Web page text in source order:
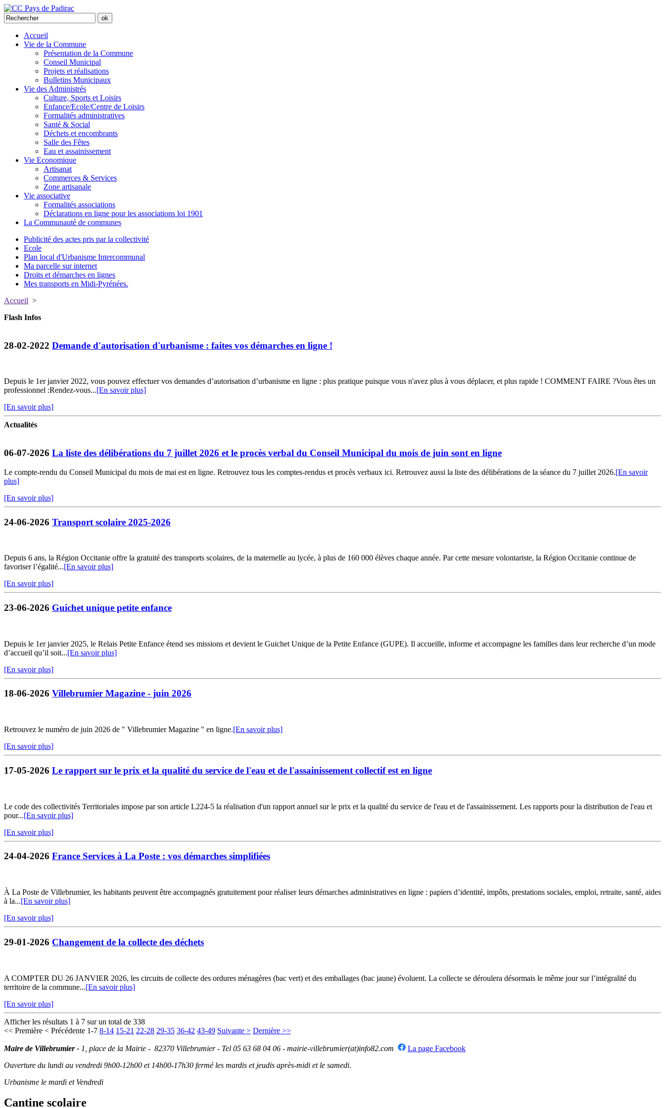
Accueil
Vie de la Commune
Présentation de la Commune
Conseil Municipal
Projets et réalisations
Bulletins Municipaux
Vie des Administrés
Culture, Sports et Loisirs
Enfance/Ecole/Centre de Loisirs
Formalités administratives
Santé & Social
Déchets et encombrants
Salle des Fêtes
Eau et assainissement
Vie Economique
Artisanat
Commerces & Services
Zone artisanale
Vie associative
Formalités associations
Déclarations en ligne pour les associations loi 1901
La Communauté de communes
Publicité des actes pris par la collectivité
Ecole
Plan local d'Urbanisme Intercommunal
Ma parcelle sur internet
Droits et démarches en lignes
Mes transports en Midi-Pyrénées.
Accueil >
Flash Infos
28-02-2022 Demande d'autorisation d'urbanisme : faites vos démarches en ligne !
Depuis le 1er janvier 2022, vous pouvez effectuer vos demandes d’autorisation d’urbanisme en ligne : plus pratique puisque vous n'avez plus à vous déplacer, et plus rapide ! COMMENT FAIRE ?Vous êtes un
professionnel :Rendez-vous...[En savoir plus]
[En savoir plus]
Actualités
06-07-2026 La liste des délibérations du 7 juillet 2026 et le procès verbal du Conseil Municipal du mois de juin sont en ligne
Le compte-rendu du Conseil Municipal du mois de mai est en ligne. Retrouvez tous les comptes-rendus et procès verbaux ici. Retrouvez aussi la liste des délibérations de la séance du 7 juillet 2026.[En savoir
plus]
[En savoir plus]
24-06-2026 Transport scolaire 2025-2026
Depuis 6 ans, la Région Occitanie offre la gratuité des transports scolaires, de la maternelle au lycée, à plus de 160 000 élèves chaque année. Par cette mesure volontariste, la Région Occitanie continue de
favoriser l’égalité...[En savoir plus]
[En savoir plus]
23-06-2026 Guichet unique petite enfance
Depuis le 1er janvier 2025, le Relais Petite Enfance étend ses missions et devient le Guichet Unique de la Petite Enfance (GUPE). Il accueille, informe et accompagne les familles dans leur recherche d’un mode
d’accueil qu’il soit...[En savoir plus]
[En savoir plus]
18-06-2026 Villebrumier Magazine - juin 2026
Retrouvez le numéro de juin 2026 de " Villebrumier Magazine " en ligne.[En savoir plus]
[En savoir plus]
17-05-2026 Le rapport sur le prix et la qualité du service de l'eau et de l'assainissement collectif est en ligne
Le code des collectivités Territoriales impose par son article L224-5 la réalisation d'un rapport annuel sur le prix et la qualité du service de l'eau et de l'assainissement. Les rapports pour la distribution de l'eau et
pour...[En savoir plus]
[En savoir plus]
24-04-2026 France Services à La Poste : vos démarches simplifiées
À La Poste de Villebrumier, les habitants peuvent être accompagnés gratuitement pour réaliser leurs démarches administratives en ligne : papiers d’identité, impôts, prestations sociales, emploi, retraite, santé, aides
à la...[En savoir plus]
[En savoir plus]
29-01-2026 Changement de la collecte des déchets
A COMPTER DU 26 JANVIER 2026, les circuits de collecte des ordures ménagères (bac vert) et des emballages (bac jaune) évoluent. La collecte se déroulera désormais le même jour sur l’intégralité du
territoire de la commune...[En savoir plus]
[En savoir plus]
Afficher les résultats 1 à 7 sur un total de 338
<< Première < Précédente 1-7 8-14 15-21 22-28 29-35 36-42 43-49 Suivante > Dernière >>
Maire de Villebrumier - 1, place de la Mairie - 82370 Villebrumier - Tel 05 63 68 04 06 - mairie-villebrumier(at)info82.com
La page Facebook
Ouverture du lundi au vendredi 9h00-12h00 et 14h00-17h30 fermé les mardis et jeudis après-midi et le samedi.
Urbanisme le mardi et Vendredi
Cantine scolaire